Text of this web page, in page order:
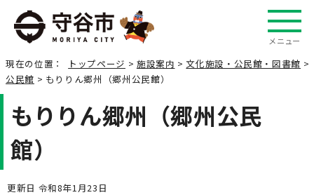
メニュー
現在の位置： トップページ > 施設案内 >文化施設・公民館・図書館 >
公民館 > もりりん郷州（郷州公民館）
もりりん郷州（郷州公民
館）
更新日 令和8年1月23日